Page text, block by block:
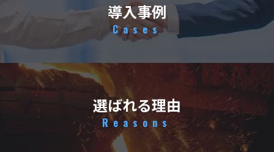
導入事例
Cases
選ばれる理由
Reasons